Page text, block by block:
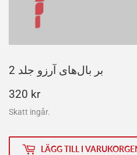
بر بال‫‌های آرزو جلد 2
320 kr320
kr
Skatt ingår.
LÄGG TILL I